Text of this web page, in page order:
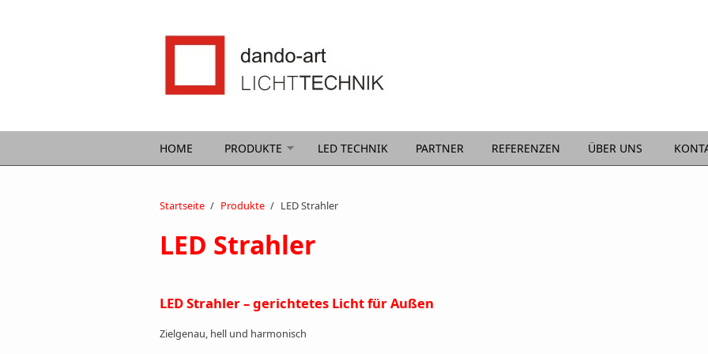
HOME PRODUKTE LED TECHNIK PARTNER REFERENZEN ÜBER UNS
Startseite / Produkte / LED Strahler
LED Strahler
LED Strahler – gerichtetes Licht für Außen
Zielgenau, hell und harmonisch